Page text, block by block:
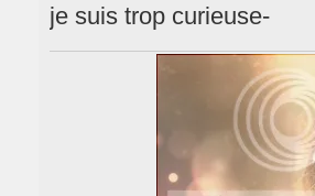
je suis trop curieuse-